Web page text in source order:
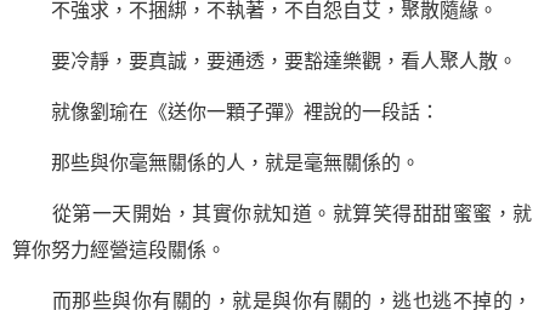
不強求，不捆綁，不執著，不自怨自艾，聚散隨緣。
要冷靜，要真誠，要通透，要豁達樂觀 ，看人聚人散。
就像劉瑜在《送你一顆子彈》裡說的一段話：
那些與你毫無關係的人，就是毫無關係的。
從第一天開始，其實你就知道。就算笑得甜甜蜜蜜，就
算你努力經營這段關係。
而那些與你有關的，就是與你有關的，逃也逃不掉的，